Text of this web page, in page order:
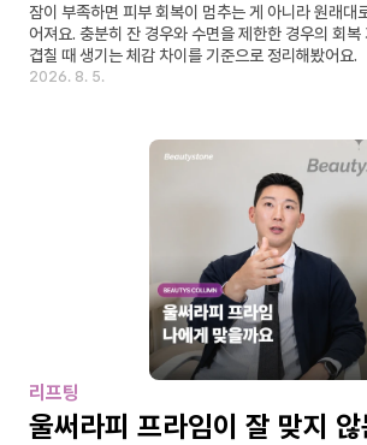
잠이 부족하면 피부 회복이 멈추는 게 아니라 원래대
어져요. 충분히 잔 경우와 수면을 제한한 경우의 회
겹칠 때 생기는 체감 차이를 기준으로 정리해봤어요.
2026. 8. 5.
리프팅
울써라피 프라임이 잘 맞지